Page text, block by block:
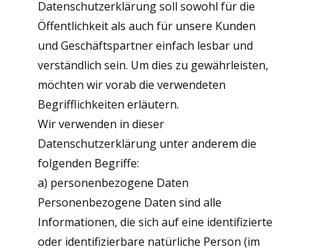
Datenschutzerklärung soll sowohl für die
Öffentlichkeit als auch für unsere Kunden
und Geschäftspartner einfach lesbar und
verständlich sein. Um dies zu gewährleisten,
möchten wir vorab die verwendeten
Begrifflichkeiten erläutern.
Wir verwenden in dieser
Datenschutzerklärung unter anderem die
folgenden Begriffe:
a) personenbezogene Daten
Personenbezogene Daten sind alle
Informationen, die sich auf eine identifizierte
oder identifizierbare natürliche Person (im